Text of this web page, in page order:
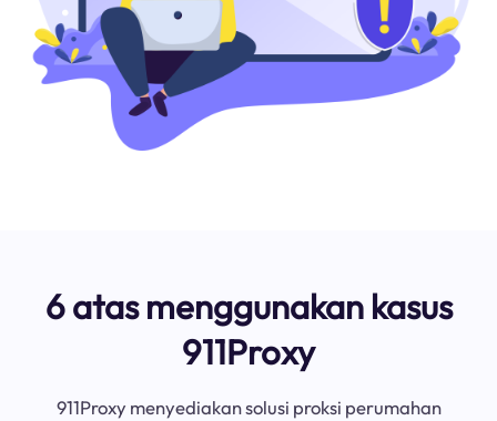
6 atas menggunakan kasus
911Proxy
911Proxy menyediakan solusi proksi perumahan